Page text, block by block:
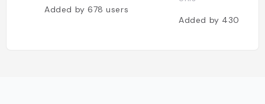
Added by678users
Added by 430